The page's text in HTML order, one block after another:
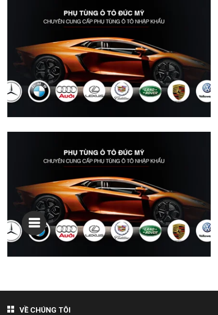
VỀ CHÚNG TÔI